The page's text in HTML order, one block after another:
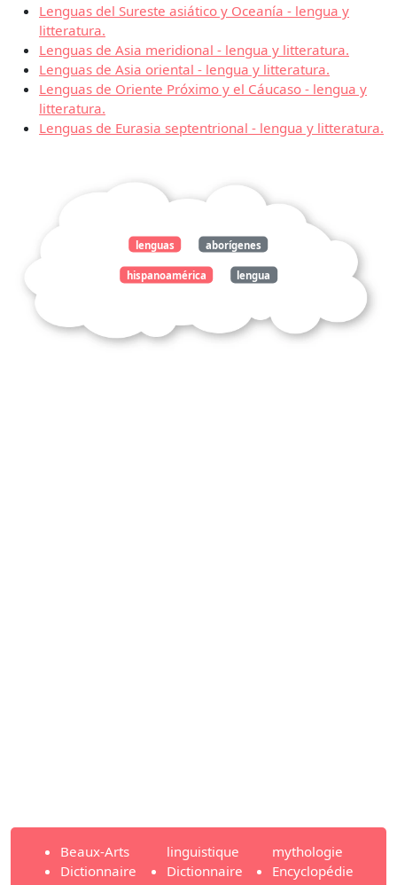
Lenguas del Sureste asiático y Oceanía - lengua y
litteratura.
Lenguas de Asia meridional - lengua y litteratura.
Lenguas de Asia oriental - lengua y litteratura.
Lenguas de Oriente Próximo y el Cáucaso - lengua y
litteratura.
Lenguas de Eurasia septentrional - lengua y litteratura.
lenguas aborígenes
hispanoamérica lengua
Beaux-Arts
Dictionnaire
linguistique
Dictionnaire
mythologie
Encyclopédie